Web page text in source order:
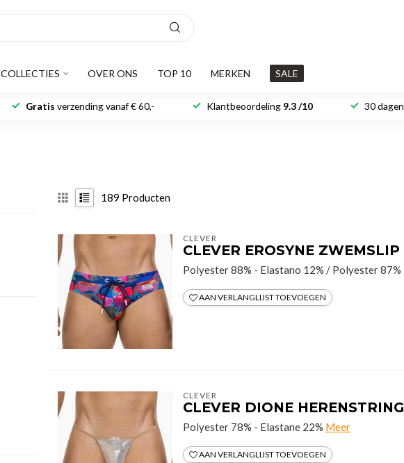
COLLECTIES OVER ONS TOP 10 MERKEN SALE
Gratis verzending vanaf € 60,- Klantbeoordeling 9.3 /10 30
189 Producten
CLEVER
CLEVER EROSYNE ZWEMSLIP
Polyester 88% - Elastano 12% / Polyester 87%
AAN VERLANGLIJST TOEVOEGEN
CLEVER
CLEVER DIONE HERENSTRING
Polyester 78% - Elastane 22% Meer
AAN VERLANGLIJST TOEVOEGEN